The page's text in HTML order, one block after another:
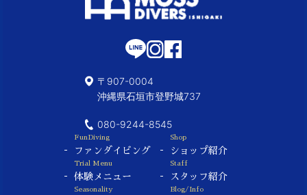
〒907-0004
沖縄県石垣市登野城737
080-9244-8545
FunDiving
ファンダイビング
Trial Menu
体験メニュー
Seasonality
Shop
ショップ紹介
Staff
スタッフ紹介
Blog/Info